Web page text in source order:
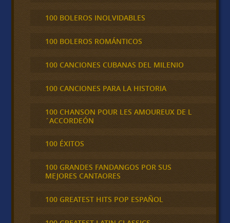
100 BOLEROS INOLVIDABLES
100 BOLEROS ROMÁNTICOS
100 CANCIONES CUBANAS DEL MILENIO
100 CANCIONES PARA LA HISTORIA
100 CHANSON POUR LES AMOUREUX DE L
´ACCORDEÓN
100 ÉXITOS
100 GRANDES FANDANGOS POR SUS
MEJORES CANTAORES
100 GREATEST HITS POP ESPAÑOL